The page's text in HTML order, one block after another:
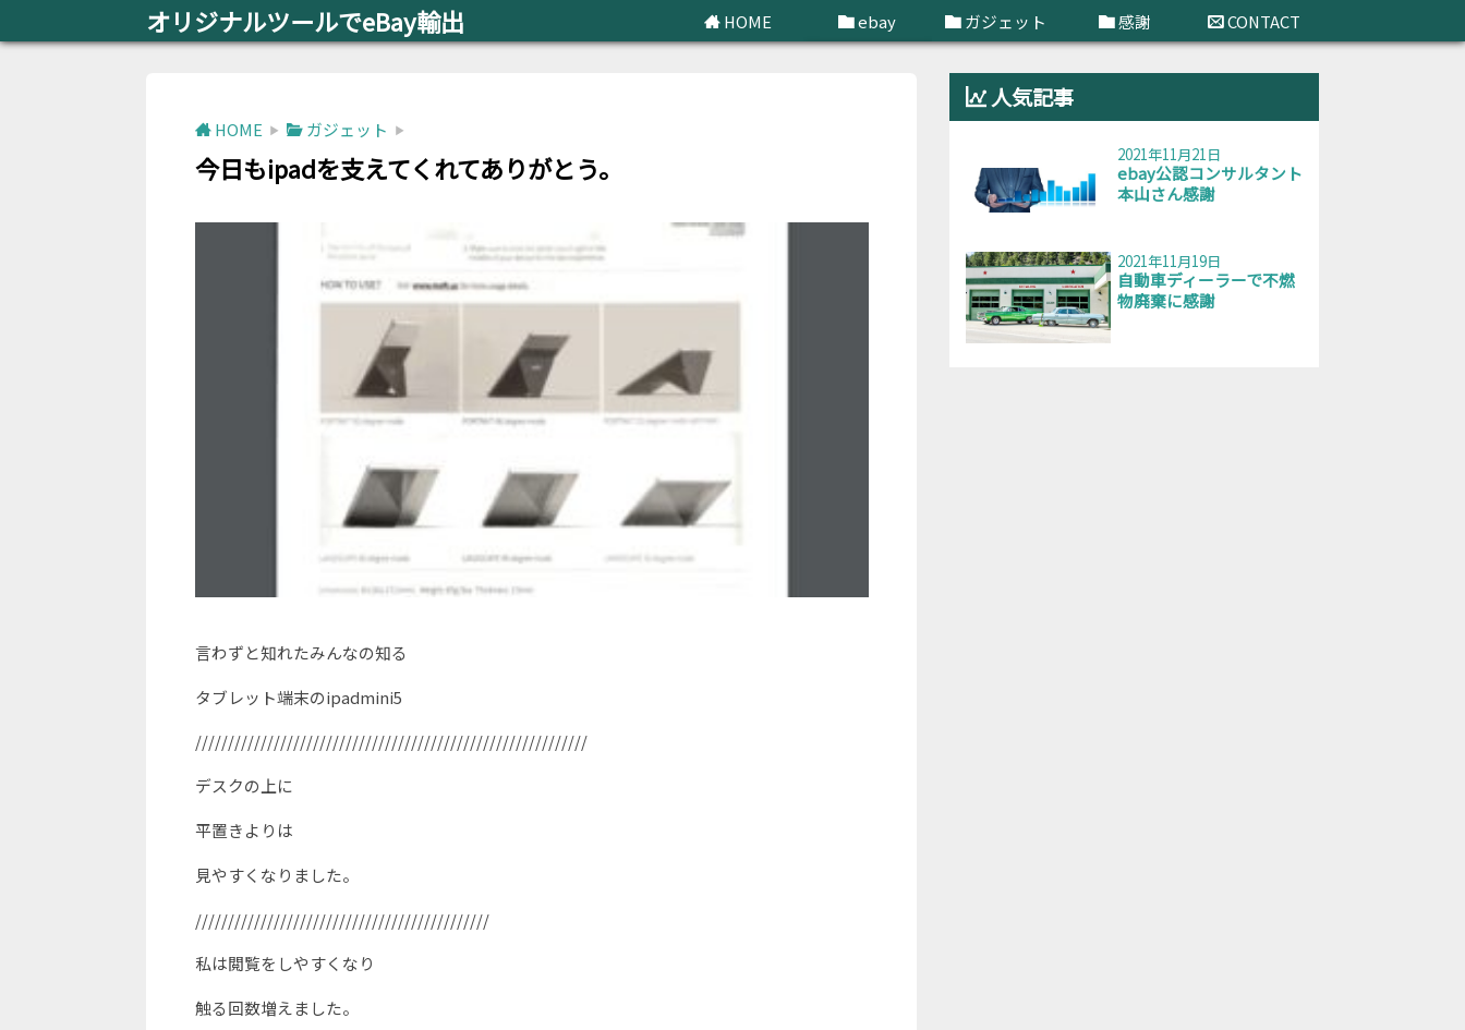
オリジナルツールでeBay輸出 HOME
ebay
ガジェット 感謝 CONTACT
HOME ガジェット
今日もipadを支えてくれてありがとう。
言わずと知れたみんなの知る
タブレット端末のipadmini5
////////////////////////////////////////////////////////////
デスクの上に
平置きよりは
見やすくなりました。
/////////////////////////////////////////////
私は閲覧をしやすくなり
触る回数増えました。
人気記事
2021年11月21日
ebay公認コンサルタント
本山さん感謝
2021年11月19日
自動車ディーラーで不燃
物廃棄に感謝